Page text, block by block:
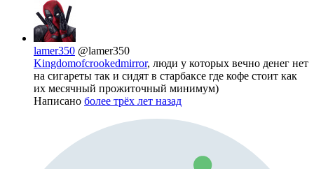
lamer350 @lamer350
Kingdomofcrookedmirror, люди у которых вечно денег нет
на сигареты так и сидят в старбаксе где кофе стоит как
их месячный прожиточный минимум)
Написано более трёх лет назад